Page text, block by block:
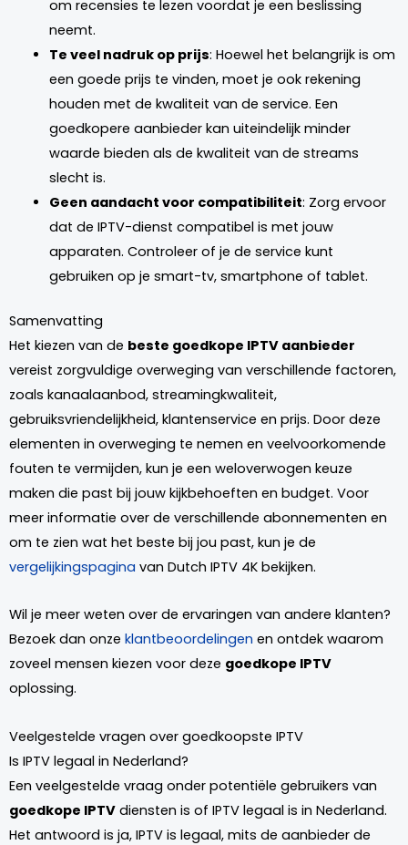
om recensies te lezen voordat je een beslissing
neemt.
Te veel nadruk op prijs: Hoewel het belangrijk is om
een goede prijs te vinden, moet je ook rekening
houden met de kwaliteit van de service. Een
goedkopere aanbieder kan uiteindelijk minder
waarde bieden als de kwaliteit van de streams
slecht is.
Geen aandacht voor compatibiliteit: Zorg ervoor
dat de IPTV-dienst compatibel is met jouw
apparaten. Controleer of je de service kunt
gebruiken op je smart-tv, smartphone of tablet.
Samenvatting
Het kiezen van de beste goedkope IPTV aanbieder
vereist zorgvuldige overweging van verschillende factoren,
zoals kanaalaanbod, streamingkwaliteit,
gebruiksvriendelijkheid, klantenservice en prijs. Door deze
elementen in overweging te nemen en veelvoorkomende
fouten te vermijden, kun je een weloverwogen keuze
maken die past bij jouw kijkbehoeften en budget. Voor
meer informatie over de verschillende abonnementen en
om te zien wat het beste bij jou past, kun je de
vergelijkingspagina van Dutch IPTV 4K bekijken.
Wil je meer weten over de ervaringen van andere klanten?
Bezoek dan onze klantbeoordelingen en ontdek waarom
zoveel mensen kiezen voor deze goedkope IPTV
oplossing.
Veelgestelde vragen over goedkoopste IPTV
Is IPTV legaal in Nederland?
Een veelgestelde vraag onder potentiële gebruikers van
goedkope IPTV diensten is of IPTV legaal is in Nederland.
Het antwoord is ja, IPTV is legaal, mits de aanbieder de